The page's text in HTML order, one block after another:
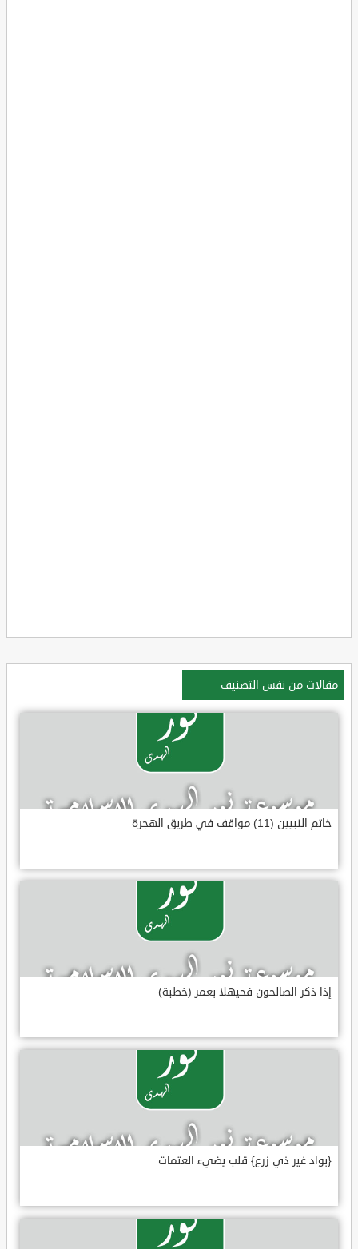
مقالات من نفس التصنيف
خاتم النبيين (11) مواقف في طريق الهجرة
إذا ذكر الصالحون فحيهلا بعمر (خطبة)
{بواد غير ذي زرع} قلب يضيء العتمات